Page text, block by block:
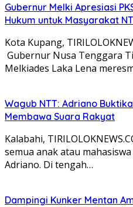
Gubernur Melki Apresiasi
Hukum untuk Masyarakat
Kota Kupang,
Gubernur Nusa Tenggara
Melkiades Laka Lena
Wagub NTT: Adriano
Membawa Suara Rakyat
Kalabahi,
semua anak atau
Adriano. Di tengah…
Dampingi Kunker Mentan